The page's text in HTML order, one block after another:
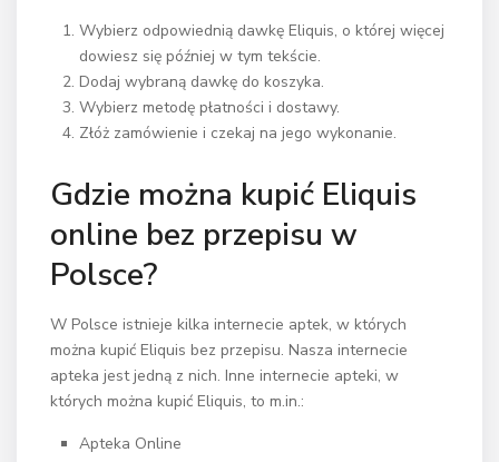
Wybierz odpowiednią dawkę Eliquis, o której więcej
dowiesz się później w tym tekście.
Dodaj wybraną dawkę do koszyka.
Wybierz metodę płatności i dostawy.
Złóż zamówienie i czekaj na jego wykonanie.
Gdzie można kupić Eliquis
online bez przepisu w
Polsce?
W Polsce istnieje kilka internecie aptek, w których
można kupić Eliquis bez przepisu. Nasza internecie
apteka jest jedną z nich. Inne internecie apteki, w
których można kupić Eliquis, to m.in.:
Apteka Online